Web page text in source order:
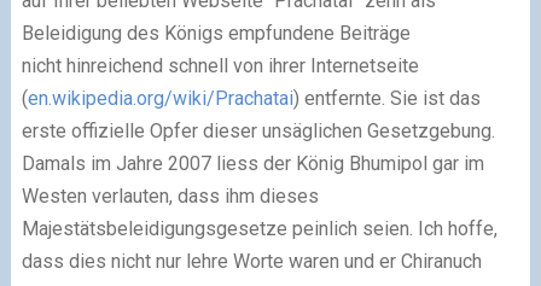
Beleidigung des Königs empfundene Beiträge
nicht hinreichend schnell von ihrer Internetseite
(en.wikipedia.org/wiki/Prachatai) entfernte. Sie ist das
erste offizielle Opfer dieser unsäglichen Gesetzgebung.
Damals im Jahre 2007 liess der König Bhumipol gar im
Westen verlauten, dass ihm dieses
Majestätsbeleidigungsgesetze peinlich seien. Ich hoffe,
dass dies nicht nur lehre Worte waren und er Chiranuch